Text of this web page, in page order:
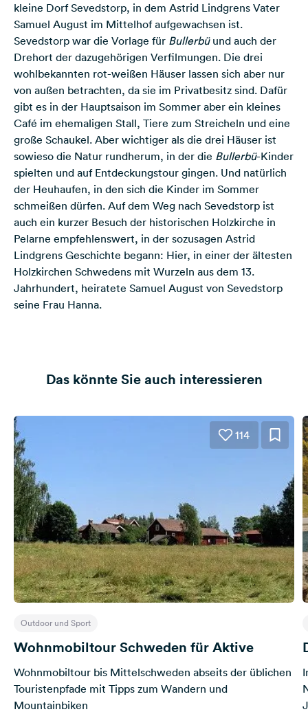
kleine Dorf Sevedstorp, in dem Astrid Lindgrens Vater
Samuel August im Mittelhof aufgewachsen ist.
Sevedstorp war die Vorlage für Bullerbüund auch der
Drehort der dazugehörigen Verfilmungen. Die drei
wohlbekannten rot-weißen Häuser lassen sich aber nur
von außen betrachten, da sie im Privatbesitz sind. Dafür
gibt es in der Hauptsaison im Sommer aber ein kleines
Café im ehemaligen Stall, Tiere zum Streicheln und eine
große Schaukel. Aber wichtiger als die drei Häuser ist
sowieso die Natur rundherum, in der die Bullerbü-Kinder
spielten und auf Entdeckungstour gingen. Und natürlich
der Heuhaufen, in den sich die Kinder im Sommer
schmeißen dürfen. Auf dem Weg nach Sevedstorp ist
auch ein kurzer Besuch der historischen Holzkirche in
Pelarne empfehlenswert, in der sozusagen Astrid
Lindgrens Geschichte begann: Hier, in einer der ältesten
Holzkirchen Schwedens mit Wurzeln aus dem 13.
Jahrhundert, heiratete Samuel August von Sevedstorp
seine Frau Hanna.
Das könnte Sie auch interessieren
114
Outdoor und Sport
Wohnmobiltour Schweden für Aktive
Wohnmobiltour bis Mittelschweden abseits der üblichen
Touristenpfade mit Tipps zum Wandern und
Mountainbiken